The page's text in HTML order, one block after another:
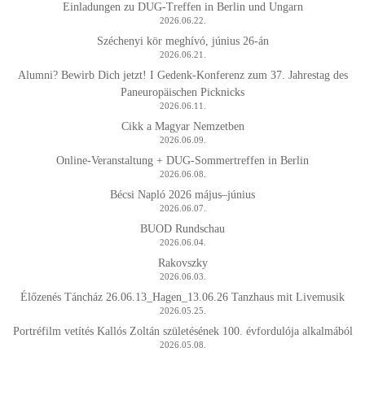
Einladungen zu DUG-Treffen in Berlin und Ungarn
2026.06.22.
Széchenyi kör meghívó, június 26-án
2026.06.21.
Alumni? Bewirb Dich jetzt! I Gedenk-Konferenz zum 37. Jahrestag des
Paneuropäischen Picknicks
2026.06.11.
Cikk a Magyar Nemzetben
2026.06.09.
Online-Veranstaltung + DUG-Sommertreffen in Berlin
2026.06.08.
Bécsi Napló 2026 május–június
2026.06.07.
BUOD Rundschau
2026.06.04.
Rakovszky
2026.06.03.
Élőzenés Táncház 26.06.13_Hagen_13.06.26 Tanzhaus mit Livemusik
2026.05.25.
Portréfilm vetítés Kallós Zoltán születésének 100. évfordulója alkalmából
2026.05.08.